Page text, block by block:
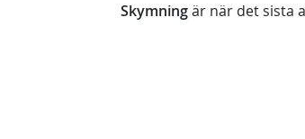
Skymningär när det sista